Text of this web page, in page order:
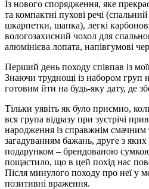
Із нового спорядження, яке
та компактні пухові речі
шкарпетки, шапка), легкі
вологозахисний чохол для
алюмінієва лопата, напівгумові
Перший день походу співпав із
Знаючи труднощі із набором груп
готовим йти на будь-яку дату, де
Тільки уявіть як було приємно,
вся група відразу при зустрічі
народження із справжнім смачним
загадуванням бажань, друге з яких
подарунком – брендованою
пощастило, що в цей похід нас
Після минулого походу про неї у
позитивні враження.